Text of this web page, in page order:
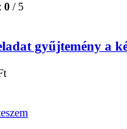
0 / 5
gyűjtemény a